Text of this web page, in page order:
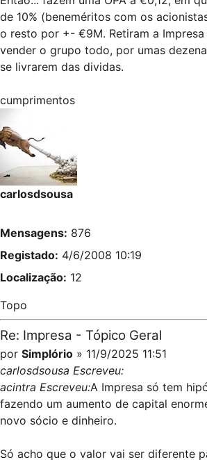
de 10% (beneméritos com os
o resto por +- €9M. Retiram a
vender o grupo todo, por umas
se livrarem das dividas.
cumprimentos
carlosdsousa
Mensagens: 876
Registado: 4/6/2008 10:19
Localização: 12
Topo
Re: Impresa - Tópico Geral
por Simplório » 11/9/2025 11:51
carlosdsousa Escreveu:
acintra Escreveu:A Impresa só tem
fazendo um aumento de capital
novo sócio e dinheiro.
Só acho que o valor vai ser diferente